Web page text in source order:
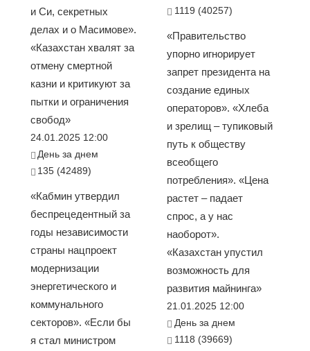
и Си, секретных
делах и о Масимове».
«Казахстан хвалят за
отмену смертной
казни и критикуют за
пытки и ограничения
свобод»
24.01.2025 12:00
День за днем
135 (42489)
«Кабмин утвердил
беспрецедентный за
годы независимости
страны нацпроект
модернизации
энергетического и
коммунального
секторов». «Если бы
я стал министром
1119 (40257)
«Правительство
упорно игнорирует
запрет президента на
создание единых
операторов». «Хлеба
и зрелищ – тупиковый
путь к обществу
всеобщего
потребления». «Цена
растет – падает
спрос, а у нас
наоборот».
«Казахстан упустил
возможность для
развития майнинга»
21.01.2025 12:00
День за днем
1118 (39669)